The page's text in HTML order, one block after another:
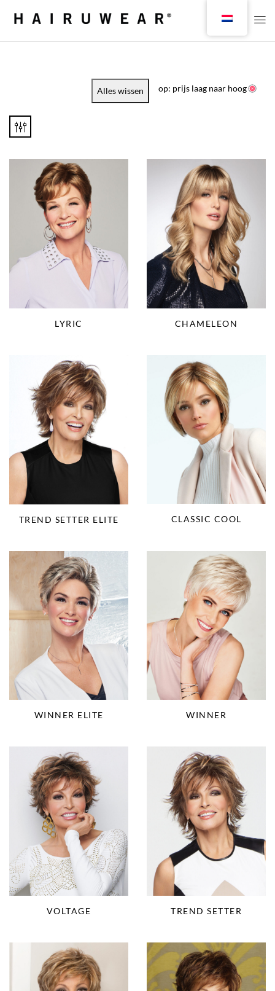
Alles wissen op: prijs laag naar hoog
LYRIC CHAMELEON
TREND SETTER ELITE CLASSIC COOL
WINNER ELITE WINNER
VOLTAGE TREND SETTER